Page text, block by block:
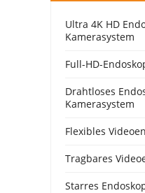
Ultra 4K HD
Kamerasystem
Full-HD-
Drahtloses
Kamerasystem
Flexibles
Tragbares
Starres